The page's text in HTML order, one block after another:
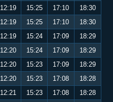
12:19 15:25 17:10
18:30
12:19 15:25 17:10
18:30
12:19 15:24 17:09
18:29
12:20 15:24 17:09
18:29
12:20 15:23 17:09
18:29
12:20 15:23 17:08
18:28
12:21 15:23 17:08
18:28